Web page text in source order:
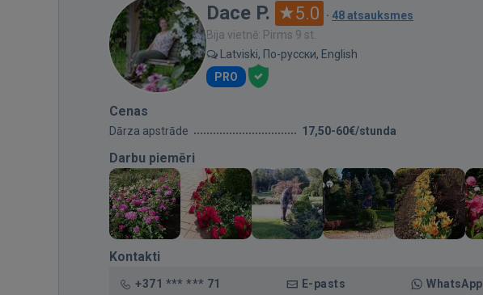
Dace P. 5.0 · 48 atsauksmes
Bija vietnē: Pirms 9 st.
Latviski, По-русски, English
PRO
Cenas
Dārza apstrāde 17,50-60€/stunda
Darbu piemēri
Kontakti
+371 *** *** 71 E-pasts WhatsApp